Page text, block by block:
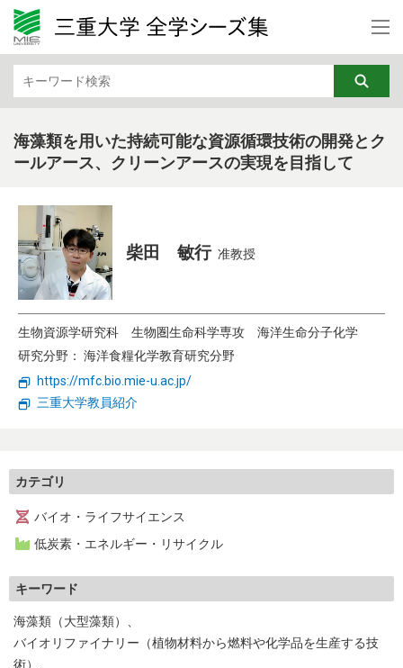
海藻類を用いた持続可能な資源循環技術の開発とク
ールアース、クリーンアースの実現を目指して
柴田 敏行 准教授
生物資源学研究科 生物圏生命科学専攻
海洋生命分子化学
研究分野： 海洋食糧化学教育研究分野
https://mfc.bio.mie-u.ac.jp/
三重大学教員紹介
カテゴリ
バイオ・ライフサイエンス
低炭素・エネルギー・リサイクル
キーワード
海藻類（大型藻類）
バイオリファイナリー（植物材料から燃料や化学品を生産する技
術）
カテゴリから検索
文学・文化・地域
行動科学 基礎医学
社会医学
看護学 福祉・健康・高齢社会
機械・電気電子・化学工業
DX ナノテク・材料
土木・建築・防災
トップページ